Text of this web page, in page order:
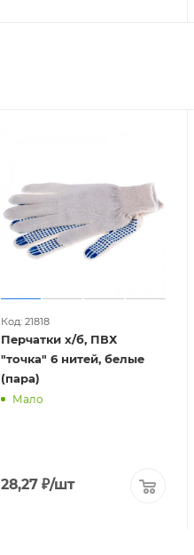
Код: 21818
Перчатки х/б, ПВХ
"точка" 6 нитей, белые
(пара)
Мало
28,27 ₽/шт